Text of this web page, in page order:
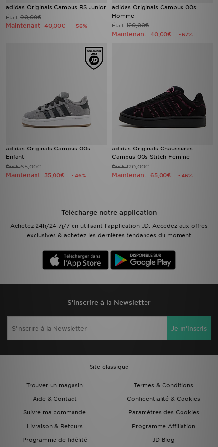
adidas Originals Campus RS Junior
Était90,00€
Maintenant 40,00€ - 56%
adidas Originals Campus 00s
Homme
Était120,00€
Maintenant 40,00€ - 67%
adidas Originals Campus 00s
Enfant
Était65,00€
Maintenant 35,00€ - 46%
adidas Originals Chaussures
Campus 00s Stitch Femme
Était120,00€
Maintenant 65,00€ - 46%
Télécharge notre application
Achetez 24h/24 7j/7 en utilisant l'application JD. Accèdez aux offres
exclusives & achetez les dernières tendances du moment
S'inscrire à la Newsletter
Je m'inscris
Site classique
Trouver un magasin
Termes & Conditions
Aide & Contact
Confidentialité & Cookies
Suivre ma commande
Paramètres des Cookies
Livraison & Retours
Programme Affiliation
Programme de fidélité
JD Blog